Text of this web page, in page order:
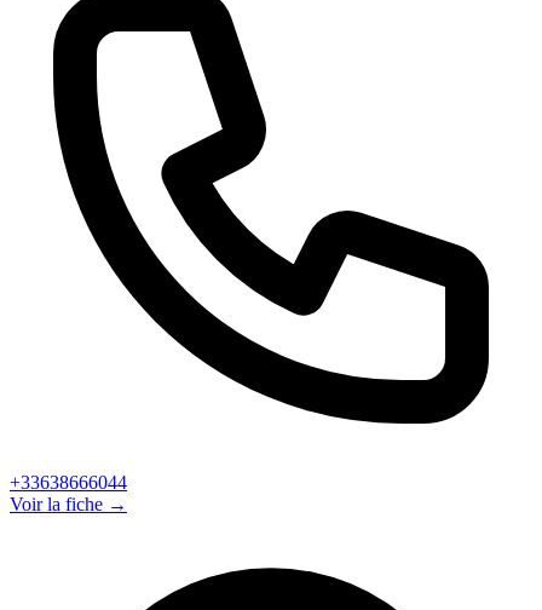
+33638666044
Voir la fiche →